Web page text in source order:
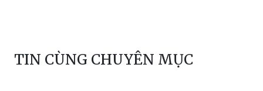
TIN CÙNG CHUYÊN MỤC